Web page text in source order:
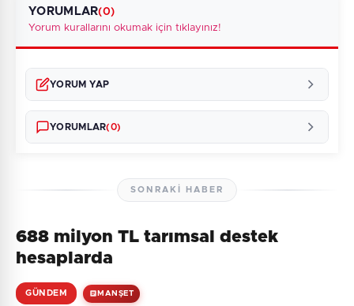
YORUMLAR(0)
Yorum kurallarını okumak için tıklayınız!
YORUM YAP
YORUMLAR(0)
Henüz yorum yapılmamış. İlk yorumu siz yapın!
SONRAKI HABER
688 milyon TL tarımsal destek
hesaplarda
GÜNDEM MANŞET